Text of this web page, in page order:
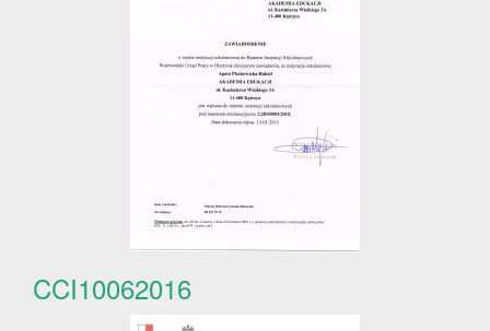
CCI10062016